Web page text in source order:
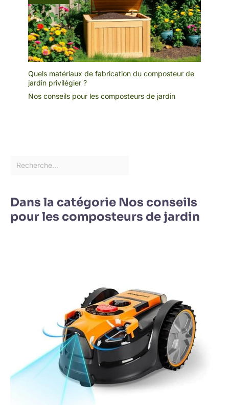
Quels matériaux de fabrication du composteur de
jardin privilégier ?
Nos conseils pour les composteurs de jardin
Dans la catégorie Nos conseils
pour les composteurs de jardin